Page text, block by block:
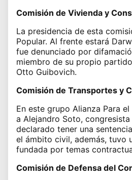
Comisión de Vivienda y
La presidencia de esta
Popular. Al frente estará
fue denunciado por
miembro de su propio
Otto Guibovich.
Comisión de Transportes y
En este grupo Alianza Para
a Alejandro Soto, congresista
declarado tener una
el ámbito civil, además, tuvo
fundada por temas
Comisión de Defensa del